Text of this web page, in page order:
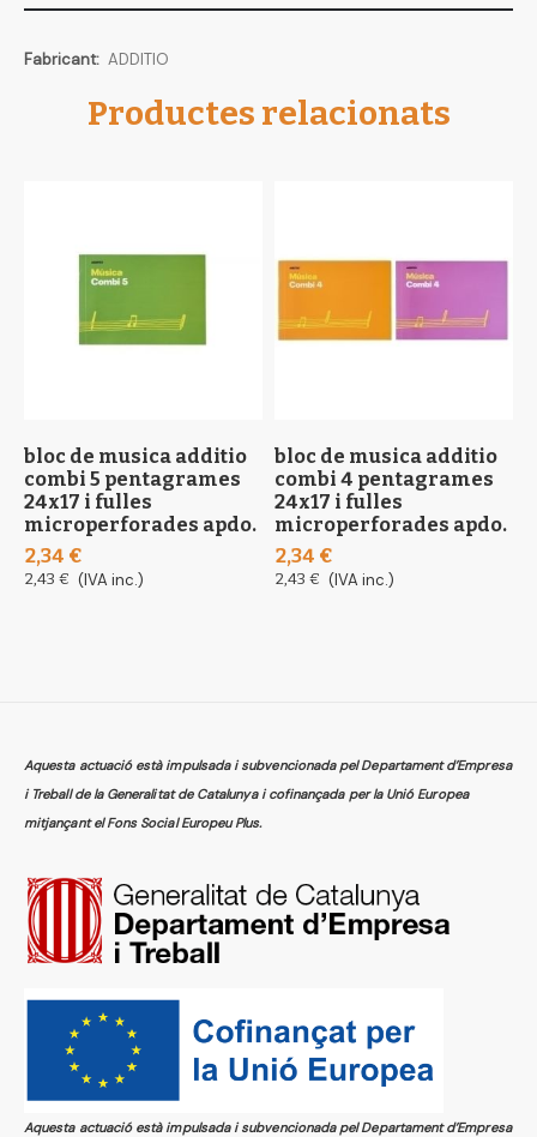
Més
ADDITIO
Productes relacionats
bloc de musica additio
combi 5 pentagrames
24x17 i fulles
microperforades apdo.
2,34 €
2,43 € (IVA inc.)
bloc de musica additio
combi 4 pentagrames
24x17 i fulles
microperforades apdo.
2,34 €
2,43 € (IVA inc.)
Aquesta actuació està impulsada i subvencionada pel Departament d’Empresa
i Treball de la Generalitat de Catalunya i cofinançada per la Unió Europea
mitjançant el Fons Social Europeu Plus.
Aquesta actuació està impulsada i subvencionada pel Departament d’Empresa